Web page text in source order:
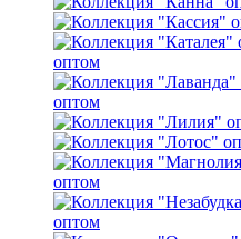
оптом
оптом
оптом
оптом